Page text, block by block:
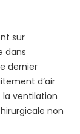
sur
dans
dernier
d’air
ventilation
non